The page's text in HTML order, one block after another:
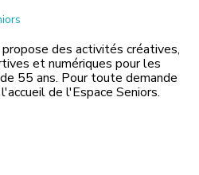
propose des activités créatives,
et numériques pour les
55 ans. Pour toute demande
de l'Espace Seniors.